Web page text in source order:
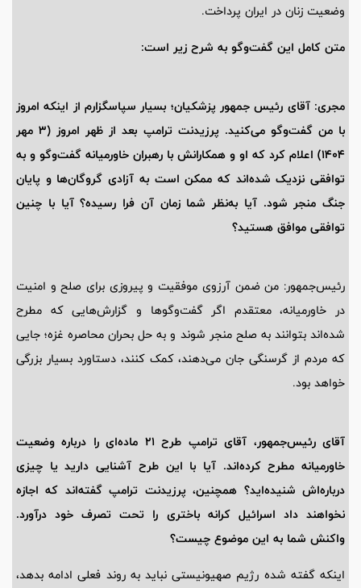
وضعیت زنان در ایران پرداخت.
متن کامل این گفت‌وگو به شرح زیر است:
مجری: آقای رئیس جمهور پزشکیان؛ بسیار سپاسگزارم از اینکه امروز
با من گفت‌وگو می‌کنید. پرزیدنت ترامپ بعد از ظهر امروز (3 مهر
1404) اعلام کرد که او و همکارانش با رهبران خاورمیانه گفت‌وگو و به
توافقی نزدیک شده‌اند که ممکن است به آزادی گروگان‌ها و پایان
جنگ منجر شود. آیا به‌نظر شما زمان آن فرا رسیده؟ آیا با چنین
توافقی موافق هستید؟
رئیس‌جمهور: من ضمن آرزوی موفقیت و پیروزی برای صلح و امنیت
در خاورمیانه، معتقدم اگر گفت‌وگوها و گزارش‌هایی که مطرح
شده‌اند بتوانند به صلح منجر شوند و به حل بحران محاصره غزه؛ جایی
که مردم از گرسنگی جان می‌دهند، کمک کنند، دستاورد بسیار بزرگی
خواهد بود.
آقای رئیس‌جمهور، آقای ترامپ طرح 21 ماده‌ای را درباره وضعیت
خاورمیانه مطرح کرده‌اند. آیا با این طرح آشنایی دارید یا چیزی
درباره‌اش شنیده‌اید؟ همچنین، پرزیدنت ترامپ گفته‌اند که اجازه
نخواهند داد اسرائیل کرانه باختری را تحت تصرف خود درآورد.
واکنش شما به این موضوع چیست؟
اینکه گفته شده رژیم صهیونیستی نباید به روند فعلی ادامه بدهد،